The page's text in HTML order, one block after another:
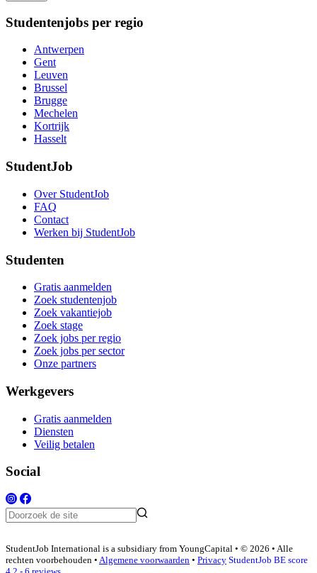
Studentenjobs per regio
Antwerpen
Gent
Leuven
Brussel
Brugge
Mechelen
Kortrijk
Hasselt
StudentJob
Over StudentJob
FAQ
Contact
Werken bij StudentJob
Studenten
Gratis aanmelden
Zoek studentenjob
Zoek vakantiejob
Zoek stage
Zoek jobs per regio
Zoek jobs per sector
Onze partners
Werkgevers
Gratis aanmelden
Diensten
Veilig betalen
Social
StudentJob International is a subsidiary from YoungCapital • © 2026 • Alle
rechten voorbehouden • Algemene voorwaarden • Privacy StudentJob BE score